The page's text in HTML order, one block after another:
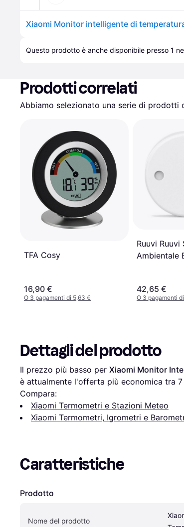
Questo prodotto è anche disponibile presso 1
Prodotti correlati
Abbiamo selezionato una serie di prodotti
TFA Cosy
16,90 €
O 3 pagamenti di 5,63 €
Ruuvi Ruuvi
Ambientale
42,65 €
O 3 pagamenti
Dettagli del prodotto
Il prezzo più basso per Xiaomi Monitor
è attualmente l'offerta più economica tra 7
Compara:
Xiaomi Termometri e Stazioni Meteo
Xiaomi Termometri, Igrometri e
Caratteristiche
Prodotto
Nome del prodotto